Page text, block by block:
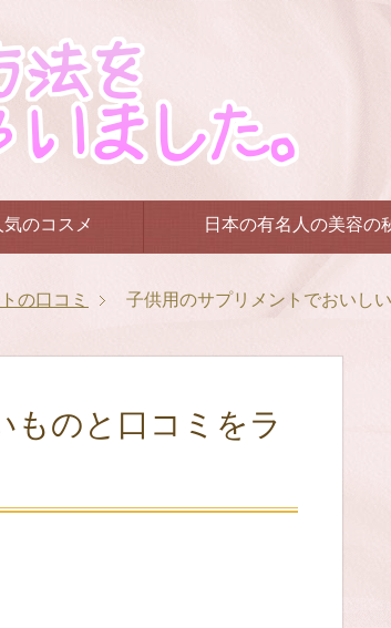
のコスメ 日本の有名人の美容の
の口コミ 子供用のサプリメントでおいし
ものと口コミをラ